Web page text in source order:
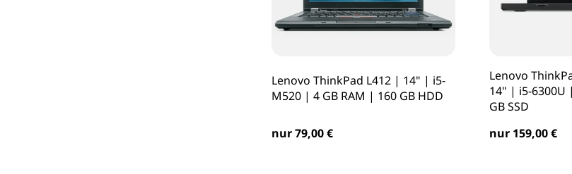
Lenovo ThinkPad L412 | 14" | i5-
M520 | 4 GB RAM | 160 GB HDD
nur 79,00 €
Lenovo
14" | i5-6300U
GB SSD
nur 159,00 €